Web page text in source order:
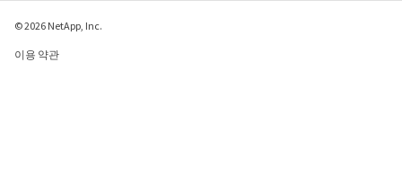
© 2026 NetApp, Inc.
이용 약관